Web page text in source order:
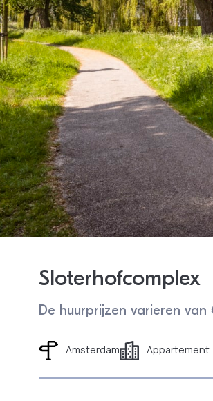
Sloterhofcomplex
De huurprijzen variëren van
Amsterdam Appartement